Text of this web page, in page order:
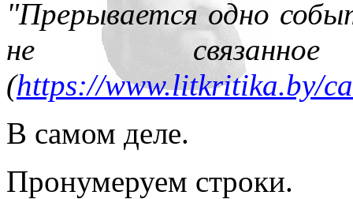
"Прерывается одно
не
(https://www.litkritika.by/
В самом деле.
Пронумеруем строки.